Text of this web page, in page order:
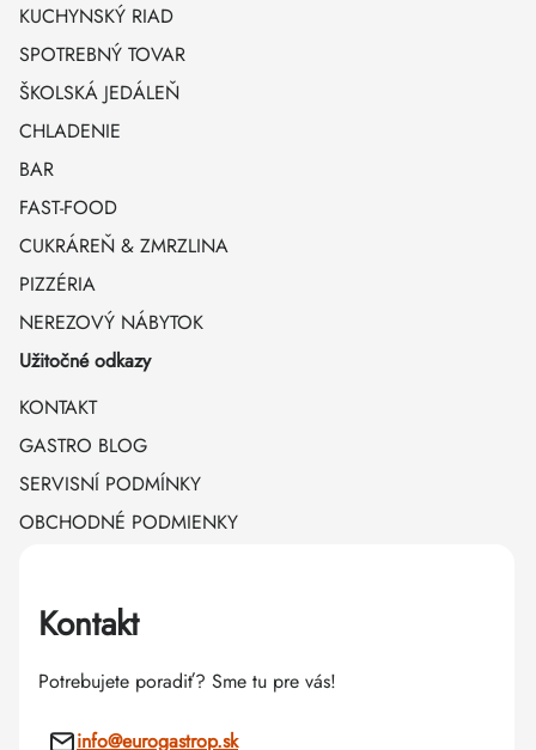
KUCHYNSKÝ RIAD
SPOTREBNÝ TOVAR
ŠKOLSKÁ JEDÁLEŇ
CHLADENIE
BAR
FAST-FOOD
CUKRÁREŇ & ZMRZLINA
PIZZÉRIA
NEREZOVÝ NÁBYTOK
Užitočné odkazy
KONTAKT
GASTRO BLOG
SERVISNÍ PODMÍNKY
OBCHODNÉ PODMIENKY
Kontakt
Potrebujete poradiť? Sme tu pre vás!
info@eurogastrop.sk